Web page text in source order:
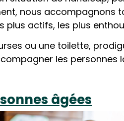
nous accompagnons
plus actifs, les plus
ou une toilette,
les personnes
âgées